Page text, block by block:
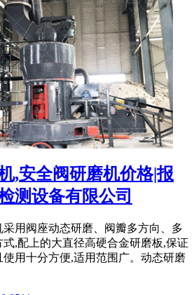
,安全阀研磨机价格|报
测设备有限公司
用阀座动态研磨、阀瓣多方向、多
,配上的大直径高硬合金研磨板,保证
用十分方便,适用范围广。动态研磨